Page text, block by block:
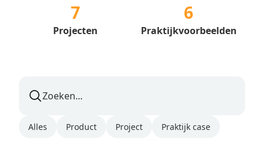
7
Projecten
6
Praktijkvoorbeelden
Alles Product Project Praktijk case